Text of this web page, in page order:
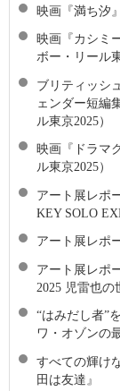
映画『満ち汐
映画『カシミ
ボー・リール
ブリティッシ
ェンダー短編
ル東京2025）
映画『ドラマ
ル東京2025）
アート展レポ
KEY SOLO
アート展レポ
アート展レポ
2025 児雷也の
“はみだし者”
ワ・オゾンの
すべての輝け
田は友達』